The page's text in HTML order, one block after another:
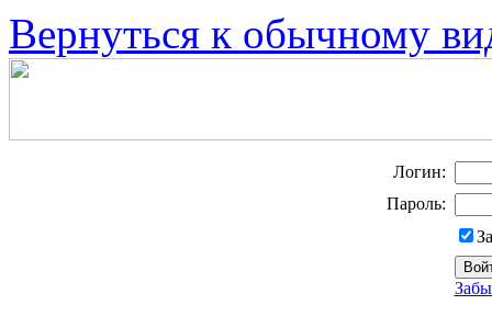
Вернуться к обычному
Логин:
Пароль: